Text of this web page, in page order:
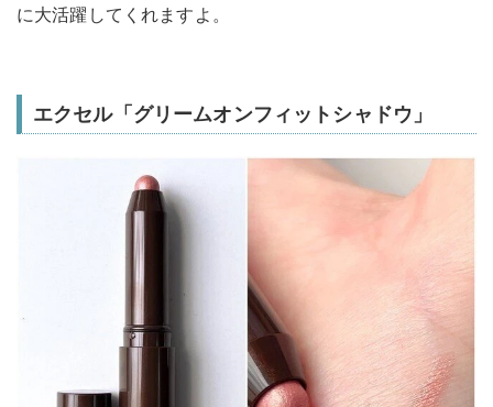
に大活躍してくれますよ。
エクセル「グリームオンフィットシャドウ」